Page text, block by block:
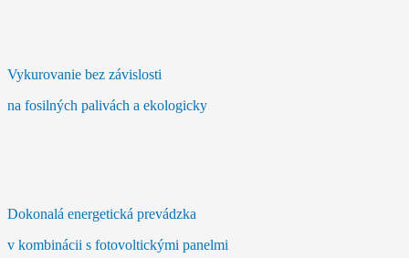
Vykurovanie bez závislosti
na fosilných palivách a ekologicky
Dokonalá energetická prevádzka
v kombinácii s fotovoltickými panelmi